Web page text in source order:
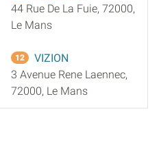
44 Rue De La Fuie, 72000,
Le Mans
12
VIZION
3 Avenue Rene Laennec,
72000, Le Mans